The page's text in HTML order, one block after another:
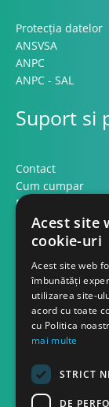
Protecția datelor
ANSVSA
ANPC
ANPC - SAL
Suport si
Contact
Cum cumpar
Modalitati plata
Formular retur
Contact
Despre noi
Blog
mail...
TRIMITE
Acest site
cookie-uri
Acest site web
îmbunătăți
utilizarea site-
acord cu toate
cu Politica
mai multe
STRICT
DE